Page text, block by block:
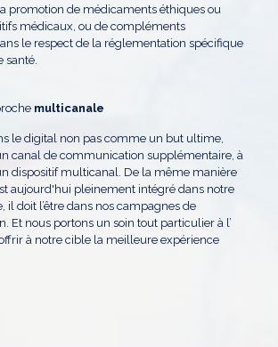
promotion de médicaments éthiques ou
médicaux, ou de compléments
le respect de la réglementation spécifique
santé.
multicanale
le digital non pas comme un but ultime,
canal de communication supplémentaire, à
dispositif multicanal. De la même manière
aujourd'hui pleinement intégré dans notre
il doit l’être dans nos campagnes de
Et nous portons un soin tout particulier à l’
à notre cible la meilleure expérience